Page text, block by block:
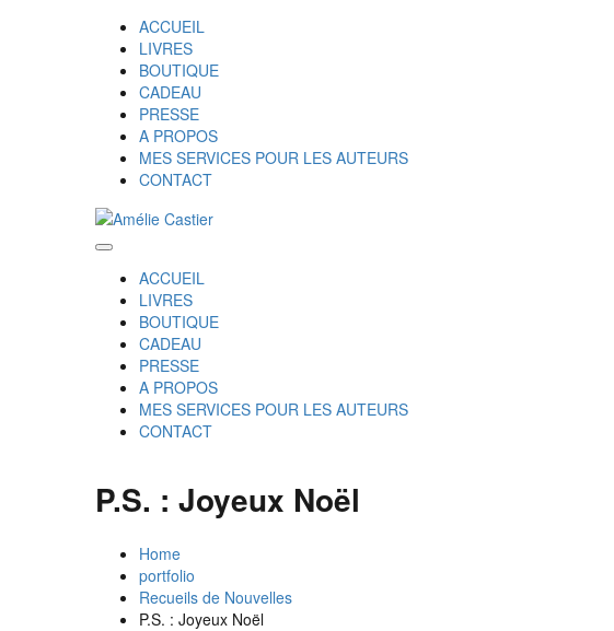
ACCUEIL
LIVRES
BOUTIQUE
CADEAU
PRESSE
A PROPOS
MES SERVICES POUR LES AUTEURS
CONTACT
ACCUEIL
LIVRES
BOUTIQUE
CADEAU
PRESSE
A PROPOS
MES SERVICES POUR LES AUTEURS
CONTACT
P.S. : Joyeux Noël
Home
portfolio
Recueils de Nouvelles
P.S. : Joyeux Noël